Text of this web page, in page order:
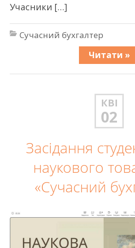
Учасники […]
Сучасний бухгалтер
Читати »
КВІ
02
Засідання
наукового
«Сучасний